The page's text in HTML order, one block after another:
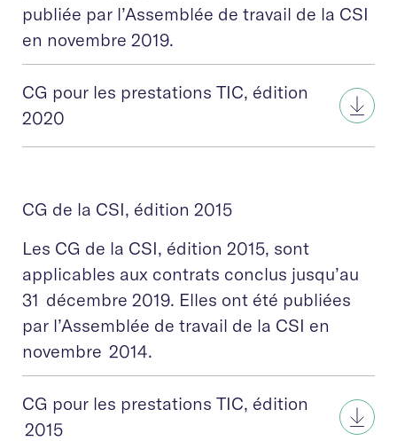
publiée par l’Assemblée de travail de la CSI
en novembre 2019.
CG pour les prestations TIC, édition
2020
CG de la CSI, édition 2015
Les CG de la CSI, édition 2015, sont
applicables aux contrats conclus jusqu’au
31 décembre 2019. Elles ont été publiées
par l’Assemblée de travail de la CSI en
novembre 2014.
CG pour les prestations TIC, édition
2015